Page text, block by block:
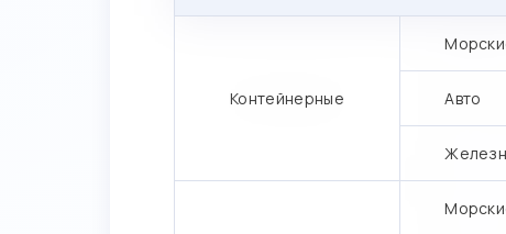
Контейнерные Авто